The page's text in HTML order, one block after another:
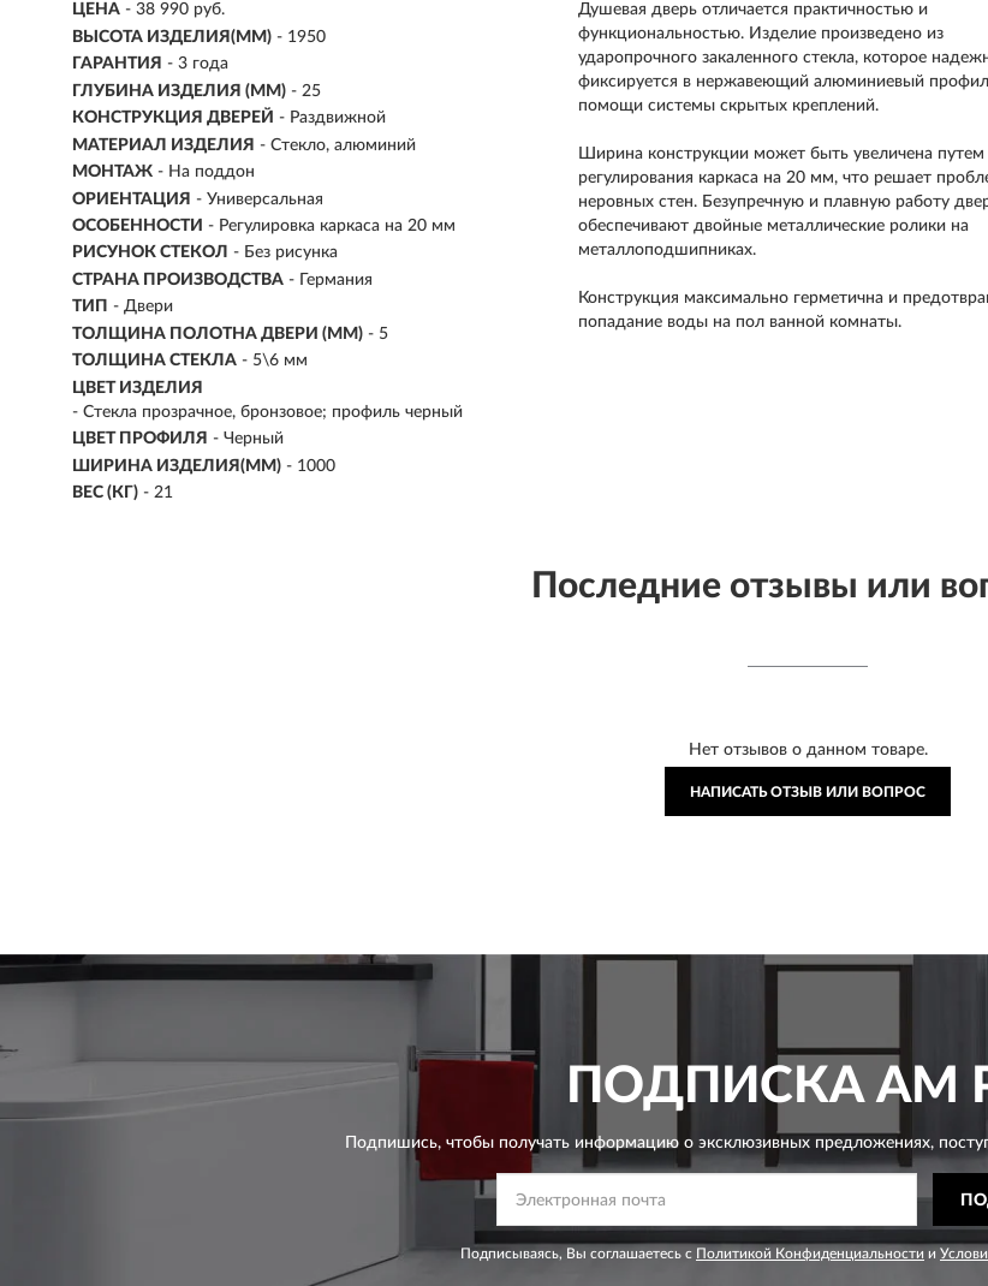
ЦЕНА - 38 990 руб.
ВЫСОТА ИЗДЕЛИЯ(ММ) - 1950
ГАРАНТИЯ - 3 года
ГЛУБИНА ИЗДЕЛИЯ (ММ) - 25
КОНСТРУКЦИЯ ДВЕРЕЙ - Раздвижной
МАТЕРИАЛ ИЗДЕЛИЯ - Стекло, алюминий
МОНТАЖ - На поддон
ОРИЕНТАЦИЯ - Универсальная
ОСОБЕННОСТИ - Регулировка каркаса на 20 мм
РИСУНОК СТЕКОЛ - Без рисунка
СТРАНА ПРОИЗВОДСТВА - Германия
ТИП - Двери
ТОЛЩИНА ПОЛОТНА ДВЕРИ (ММ) - 5
ТОЛЩИНА СТЕКЛА - 5\6 мм
ЦВЕТ ИЗДЕЛИЯ
- Стекла прозрачное, бронзовое; профиль черный
ЦВЕТ ПРОФИЛЯ - Черный
ШИРИНА ИЗДЕЛИЯ(ММ) - 1000
ВЕС (КГ) - 21
Душевая дверь отличается практичностью и
функциональностью. Изделие произведено из
ударопрочного закаленного стекла, которое
фиксируется в нержавеющий алюминиевый
помощи системы скрытых креплений.
Ширина конструкции может быть увеличена путем
регулирования каркаса на 20 мм, что решает
неровных стен. Безупречную и плавную работу
обеспечивают двойные металлические ролики на
металлоподшипниках.
Конструкция максимально герметична и
попадание воды на пол ванной комнаты.
Последние отзывы или
Нет отзывов о данном товаре.
НАПИСАТЬ ОТЗЫВ ИЛИ ВОПРОС
ПОДПИСКАAM
Подпишись, чтобы получать информацию о эксклюзивных предложениях,
Подписываясь, Вы соглашаетесь с Политикой Конфиденциальности и